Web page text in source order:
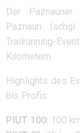
Der
Paznaun
Trailrunning-
Kilometern.
Highlights des
bis Profis:
PIUT 100: 100